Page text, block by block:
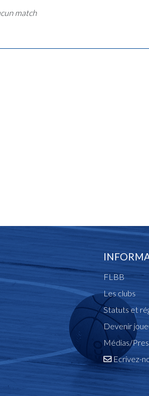
match
FLBB
Les clubs
Statuts et
Devenir
Médias/
Ecrivez-